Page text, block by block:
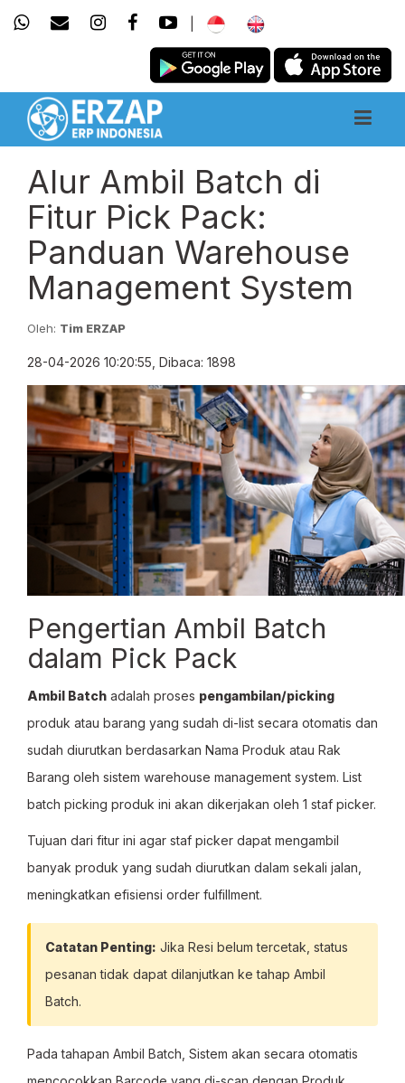
Alur Ambil Batch di
Fitur Pick Pack:
Panduan Warehouse
Management System
Oleh: Tim ERZAP
28-04-2026 10:20:55, Dibaca: 1898
Pengertian Ambil Batch
dalam Pick Pack
Ambil Batch adalah proses pengambilan/picking
produk atau barang yang sudah di-list secara otomatis dan
sudah diurutkan berdasarkan Nama Produk atau Rak
Barang oleh sistem warehouse management system. List
batch picking produk ini akan dikerjakan oleh 1 staf picker.
Tujuan dari fitur ini agar staf picker dapat mengambil
banyak produk yang sudah diurutkan dalam sekali jalan,
meningkatkan efisiensi order fulfillment.
Catatan Penting: Jika Resi belum tercetak, status
pesanan tidak dapat dilanjutkan ke tahap Ambil
Batch.
Pada tahapan Ambil Batch, Sistem akan secara otomatis